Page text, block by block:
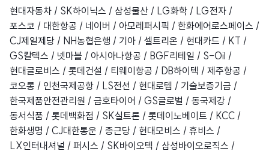
현대자동차 / SK하이닉스 / 삼성물산 / LG화학 / LG전자 /
포스코 / 대한항공 / 네이버 / 아모레퍼시픽 / 한화에어로스페이스 /
CJ제일제당 / NH농협은행 / 기아 / 셀트리온 / 현대카드 / KT /
GS칼텍스 / 넷마블 / 아시아나항공 / BGF리테일 / S-Oil /
현대글로비스 / 롯데건설 / 티웨이항공 / DB하이텍 / 제주항공 /
코오롱 / 인천국제공항 / LS전선 / 현대로템 / 기술보증기금 /
한국제품안전관리원 / 금호타이어 / GS글로벌 / 동국제강 /
동서식품 / 롯데백화점 / SK실트론 / 롯데이노베이트 / KCC /
한화생명 / CJ대한통운 / 종근당 / 현대모비스 / 휴비스 /
LX인터내셔널 / 퍼시스 / SK바이오텍 / 삼성바이오로직스 /